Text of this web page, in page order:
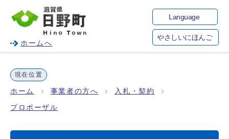
ホームへ
Language
やさしいにほんご
現在位置
ホーム 事業者の方へ 入札・契約
プロポーザル